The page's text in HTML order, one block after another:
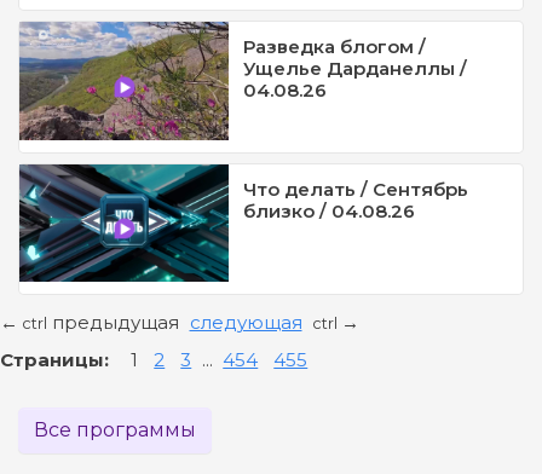
Разведка блогом /
Ущелье Дарданеллы /
04.08.26
Что делать / Сентябрь
близко / 04.08.26
← ctrl предыдущая следующая ctrl →
Страницы: 1 2 3 ... 454 455
Все программы